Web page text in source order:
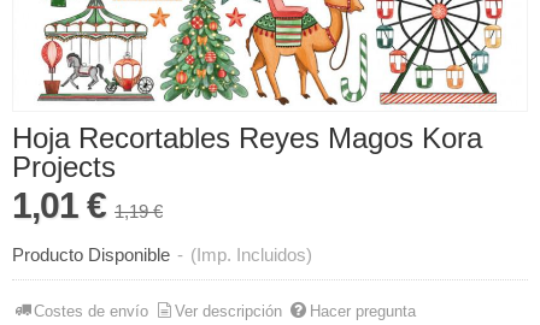
Hoja Recortables Reyes Magos Kora
Projects
1,01 € 1,19 €
Producto Disponible - (Imp. Incluidos)
Costes de envío Ver descripción Hacer pregunta